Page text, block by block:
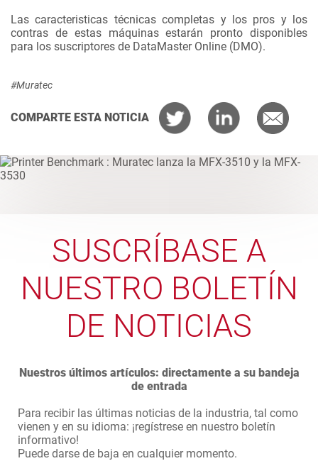
Las caracteristicas técnicas completas y los pros y los
contras de estas máquinas estarán pronto disponibles
para los suscriptores de DataMaster Online (DMO).
#Muratec
COMPARTE ESTA NOTICIA
SUSCRÍBASE A
NUESTRO BOLETÍN
DE NOTICIAS
Nuestros últimos artículos: directamente a su bandeja
de entrada
Para recibir las últimas noticias de la industria, tal como
vienen y en su idioma: ¡regístrese en nuestro boletín
informativo!
Puede darse de baja en cualquier momento.